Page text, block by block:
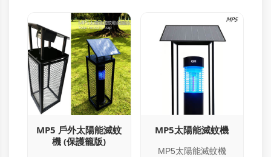
MP5 戶外太陽能滅蚊
機 (保護籠版)
MP5太陽能滅蚊機
MP5太陽能滅蚊機